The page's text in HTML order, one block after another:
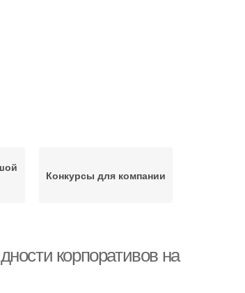
Конкурсы для компании
корпоративов на